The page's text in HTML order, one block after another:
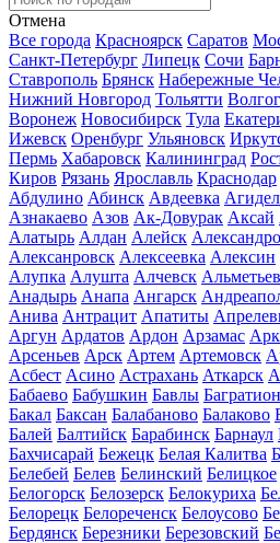
Отмена
Все города Красноярск Саратов
Санкт-Петербург Липецк Сочи
Ставрополь Брянск Набережные
Нижний Новгород Тольятти
Воронеж Новосибирск Тула
Ижевск Оренбург Ульяновск
Пермь Хабаровск Калининград
Киров Рязань Ярославль Краснодар
Абдулино Абинск Авдеевка
Азнакаево Азов Ак-Довурак Аксай
Алатырь Алдан Алейск
Алексанровск Алексеевка Алексин
Алупка Алушта Алчевск
Анадырь Анапа Ангарск
Анива Антрацит Апатиты
Аргун Ардатов Ардон Арзамас
Арсеньев Арск Артем Артемовск
Асбест Асино Астрахань Аткарск
Бабаево Бабушкин Бавлы
Бакал Баксан Балабаново Балаково
Балей Балтийск Барабинск Барнаул
Бахчисарай Бежецк Белая Калитва
Белебей Белев Белинский Белицкое
Белогорск Белозерск Белокуриха
Белорецк Белореченск Белоусово
Бердянск Березники Березовский